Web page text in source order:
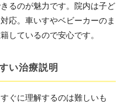
るのが魅力です。院内は子ど
応。車いすやベビーカーのま
しているので安心です。
い治療説明
ぐに理解するのは難しいも